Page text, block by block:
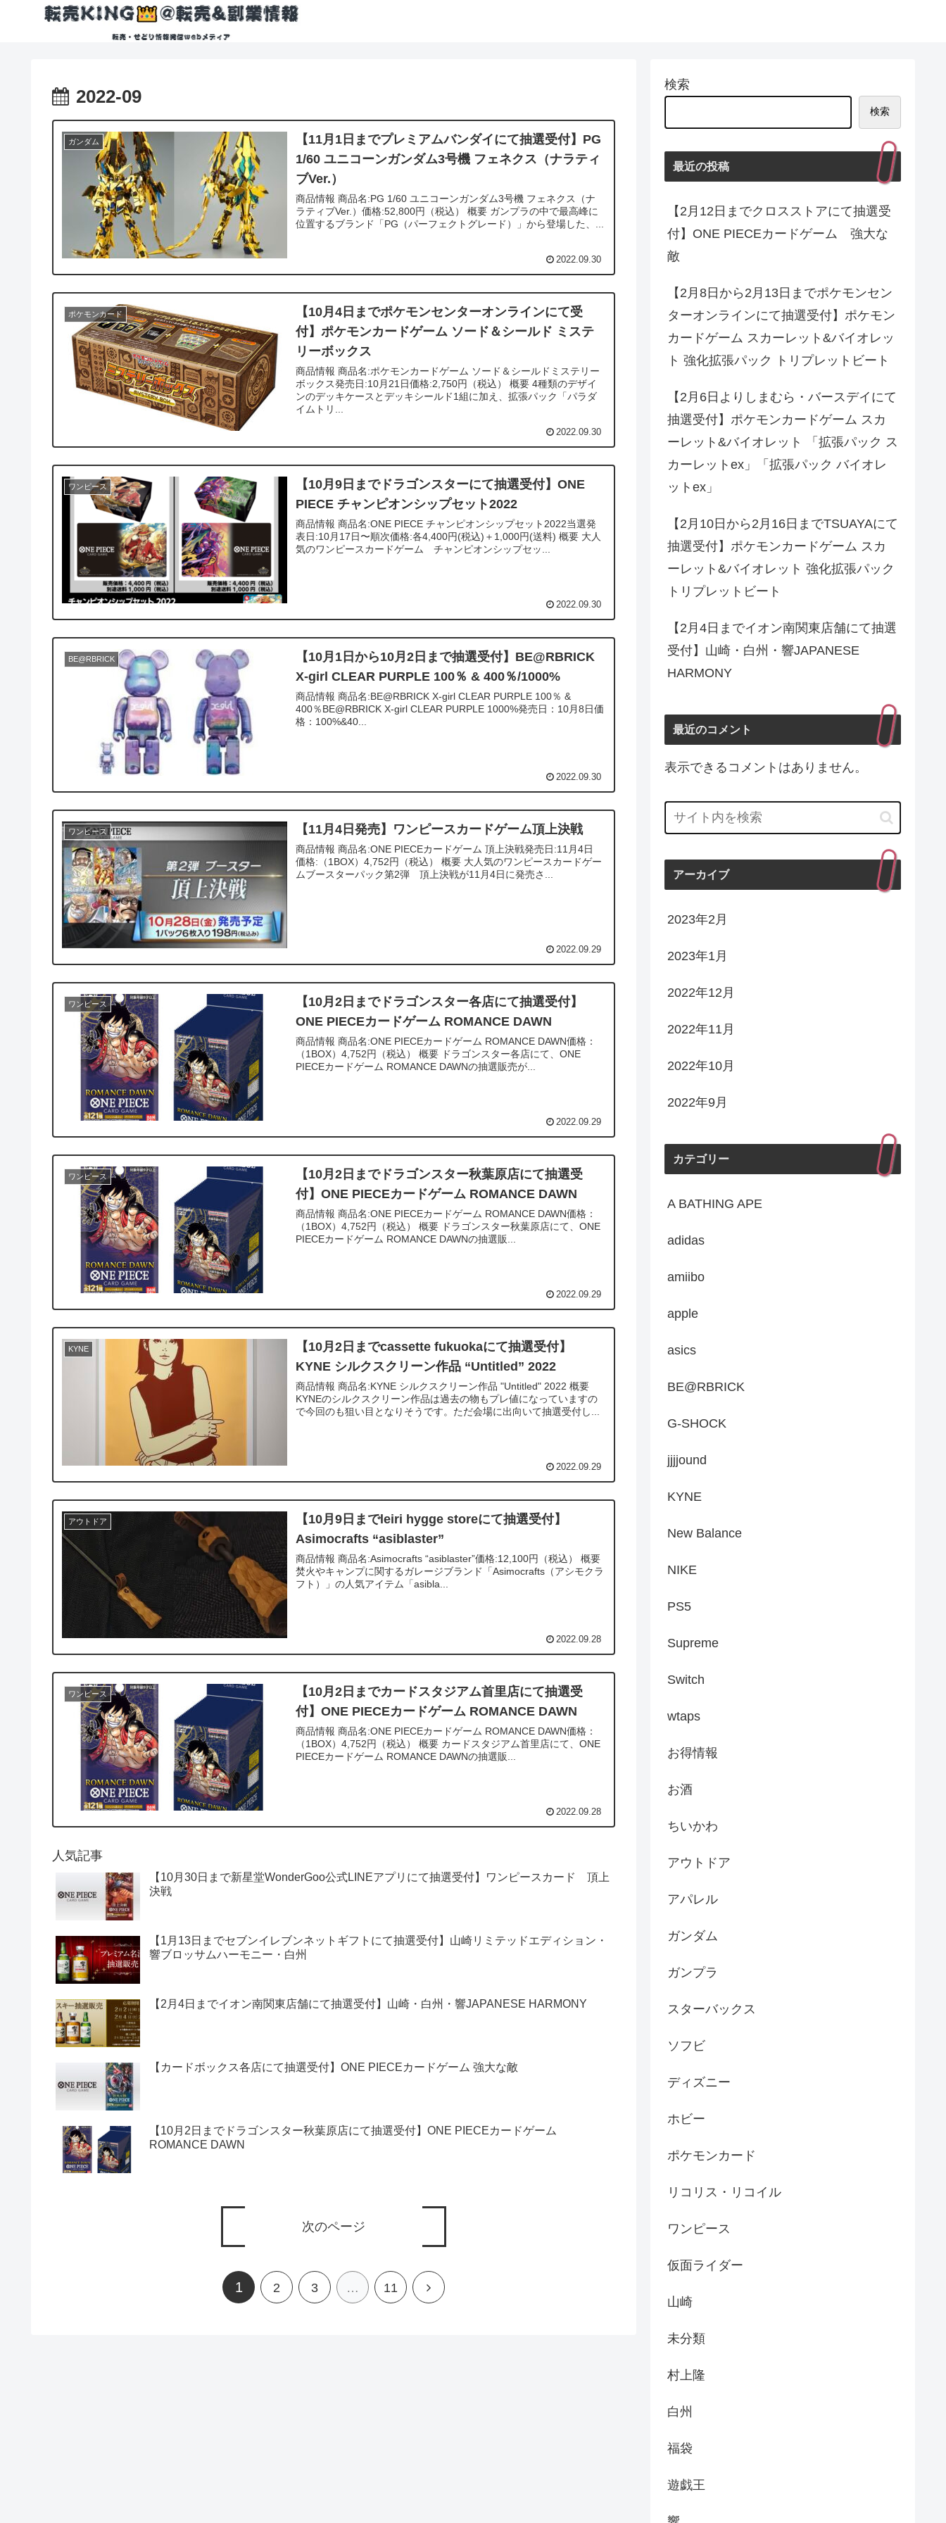
2022-09
ガンダム
【11月1日までプレミアムバンダイにて抽選受付】PG
1/60 ユニコーンガンダム3号機 フェネクス（ナラティ
ブVer.）
商品情報 商品名:PG 1/60 ユニコーンガンダム3号機 フェネクス（ナ
ラティブVer.）価格:52,800円（税込） 概要 ガンプラの中で最高峰に
位置するブランド「PG（パーフェクトグレード）」から登場した、...
2022.09.30
ポケモンカード
【10月4日までポケモンセンターオンラインにて受
付】ポケモンカードゲーム ソード＆シールド ミステ
リーボックス
商品情報 商品名:ポケモンカードゲーム ソード＆シールドミステリー
ボックス発売日:10月21日価格:2,750円（税込） 概要 4種類のデザイ
ンのデッキケースとデッキシールド1組に加え、拡張パック「パラダ
イムトリ...
2022.09.30
ワンピース
【10月9日までドラゴンスターにて抽選受付】ONE
PIECE チャンピオンシップセット2022
商品情報 商品名:ONE PIECE チャンピオンシップセット2022当選発
表日:10月17日〜順次価格:各4,400円(税込)＋1,000円(送料) 概要 大人
気のワンピースカードゲーム チャンピオンシップセッ...
2022.09.30
BE@RBRICK
【10月1日から10月2日まで抽選受付】BE@RBRICK
X-girl CLEAR PURPLE 100％ & 400％/1000%
商品情報 商品名:BE@RBRICK X-girl CLEAR PURPLE 100％ &
400％BE@RBRICK X-girl CLEAR PURPLE 1000%発売日：10月8日価
格：100%&40...
2022.09.30
ワンピース 【11月4日発売】ワンピースカードゲーム頂上決戦
商品情報 商品名:ONE PIECEカードゲーム 頂上決戦発売日:11月4日
価格:（1BOX）4,752円（税込） 概要 大人気のワンピースカードゲー
ムブースターパック第2弾 頂上決戦が11月4日に発売さ...
2022.09.29
ワンピース
【10月2日までドラゴンスター各店にて抽選受付】
ONE PIECEカードゲーム ROMANCE DAWN
商品情報 商品名:ONE PIECEカードゲーム ROMANCE DAWN価格：
（1BOX）4,752円（税込） 概要 ドラゴンスター各店にて、ONE
PIECEカードゲーム ROMANCE DAWNの抽選販売が...
2022.09.29
ワンピース
【10月2日までドラゴンスター秋葉原店にて抽選受
付】ONE PIECEカードゲーム ROMANCE DAWN
商品情報 商品名:ONE PIECEカードゲーム ROMANCE DAWN価格：
（1BOX）4,752円（税込） 概要 ドラゴンスター秋葉原店にて、ONE
PIECEカードゲーム ROMANCE DAWNの抽選販...
2022.09.29
KYNE
【10月2日までcassette fukuokaにて抽選受付】
KYNE シルクスクリーン作品 “Untitled” 2022
商品情報 商品名:KYNE シルクスクリーン作品 "Untitled" 2022 概要
KYNEのシルクスクリーン作品は過去の物もプレ値になっていますの
で今回のも狙い目となりそうです。ただ会場に出向いて抽選受付し...
2022.09.29
アウトドア
【10月9日までleiri hygge storeにて抽選受付】
Asimocrafts “asiblaster”
商品情報 商品名:Asimocrafts “asiblaster”価格:12,100円（税込） 概要
焚火やキャンプに関するガレージブランド「Asimocrafts（アシモクラ
フト）」の人気アイテム「asibla...
2022.09.28
ワンピース
【10月2日までカードスタジアム首里店にて抽選受
付】ONE PIECEカードゲーム ROMANCE DAWN
商品情報 商品名:ONE PIECEカードゲーム ROMANCE DAWN価格：
（1BOX）4,752円（税込） 概要 カードスタジアム首里店にて、ONE
PIECEカードゲーム ROMANCE DAWNの抽選販...
2022.09.28
人気記事
【10月30日まで新星堂WonderGoo公式LINEアプリにて抽選受付】ワンピースカード 頂上
決戦
【1月13日までセブンイレブンネットギフトにて抽選受付】山崎リミテッドエディション・
響ブロッサムハーモニー・白州
【2月4日までイオン南関東店舗にて抽選受付】山崎・白州・響JAPANESE HARMONY
【カードボックス各店にて抽選受付】ONE PIECEカードゲーム 強大な敵
【10月2日までドラゴンスター秋葉原店にて抽選受付】ONE PIECEカードゲーム
ROMANCE DAWN
次のページ
1 2 3 … 11
検索
検索
最近の投稿
【2月12日までクロスストアにて抽選受
付】ONE PIECEカードゲーム 強大な
敵
【2月8日から2月13日までポケモンセン
ターオンラインにて抽選受付】ポケモン
カードゲーム スカーレット&バイオレッ
ト 強化拡張パック トリプレットビート
【2月6日よりしまむら・バースデイにて
抽選受付】ポケモンカードゲーム スカ
ーレット&バイオレット 「拡張パック ス
カーレットex」「拡張パック バイオレ
ットex」
【2月10日から2月16日までTSUAYAにて
抽選受付】ポケモンカードゲーム スカ
ーレット&バイオレット 強化拡張パック
トリプレットビート
【2月4日までイオン南関東店舗にて抽選
受付】山崎・白州・響JAPANESE
HARMONY
最近のコメント
表示できるコメントはありません。
アーカイブ
2023年2月
2023年1月
2022年12月
2022年11月
2022年10月
2022年9月
カテゴリー
A BATHING APE
adidas
amiibo
apple
asics
BE@RBRICK
G-SHOCK
jjjjound
KYNE
New Balance
NIKE
PS5
Supreme
Switch
wtaps
お得情報
お酒
ちいかわ
アウトドア
アパレル
ガンダム
ガンプラ
スターバックス
ソフビ
ディズニー
ホビー
ポケモンカード
リコリス・リコイル
ワンピース
仮面ライダー
山崎
未分類
村上隆
白州
福袋
遊戯王